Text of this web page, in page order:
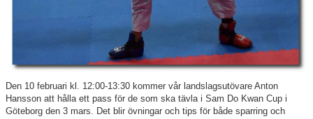
Den 10 februari kl. 12:00-13:30 kommer vår landslagsutövare Anton
Hansson att hålla ett pass för de som ska tävla i Sam Do Kwan Cup i
Göteborg den 3 mars. Det blir övningar och tips för både sparring och